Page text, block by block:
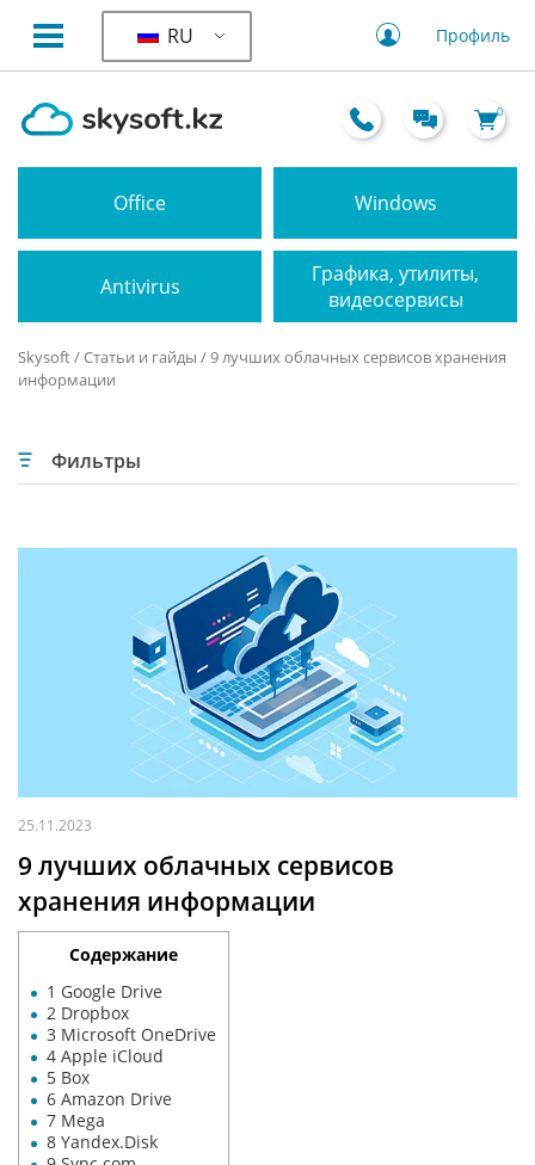
RU Профиль
0
Office Windows
Antivirus
Графика, утилиты,
видеосервисы
Skysoft/Статьи и гайды / 9 лучших облачных сервисов хранения
информации
Фильтры
25.11.2023
9 лучших облачных сервисов
хранения информации
Содержание
1 Google Drive
2 Dropbox
3 Microsoft OneDrive
4 Apple iCloud
5 Box
6 Amazon Drive
7 Mega
8 Yandex.Disk